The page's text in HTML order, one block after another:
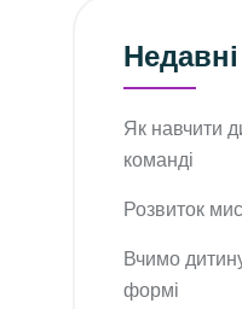
Як навчити
команді
Розвиток
Вчимо
формі